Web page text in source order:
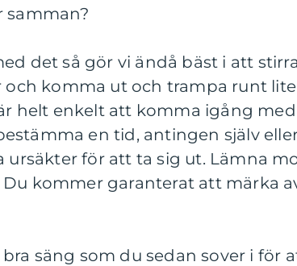
samman?
det så gör vi ändå bäst i att
komma ut och trampa runt
helt enkelt att komma igång
en tid, antingen själv
ursäkter för att ta sig ut. Lämna
kommer garanterat att märka
säng som du sedan sover i för